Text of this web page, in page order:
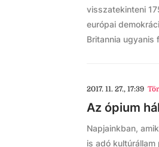
visszatekinteni
európai
Britannia ugyanis
2017. 11. 27., 17:39
Az ópium
Napjainkban,
is adó